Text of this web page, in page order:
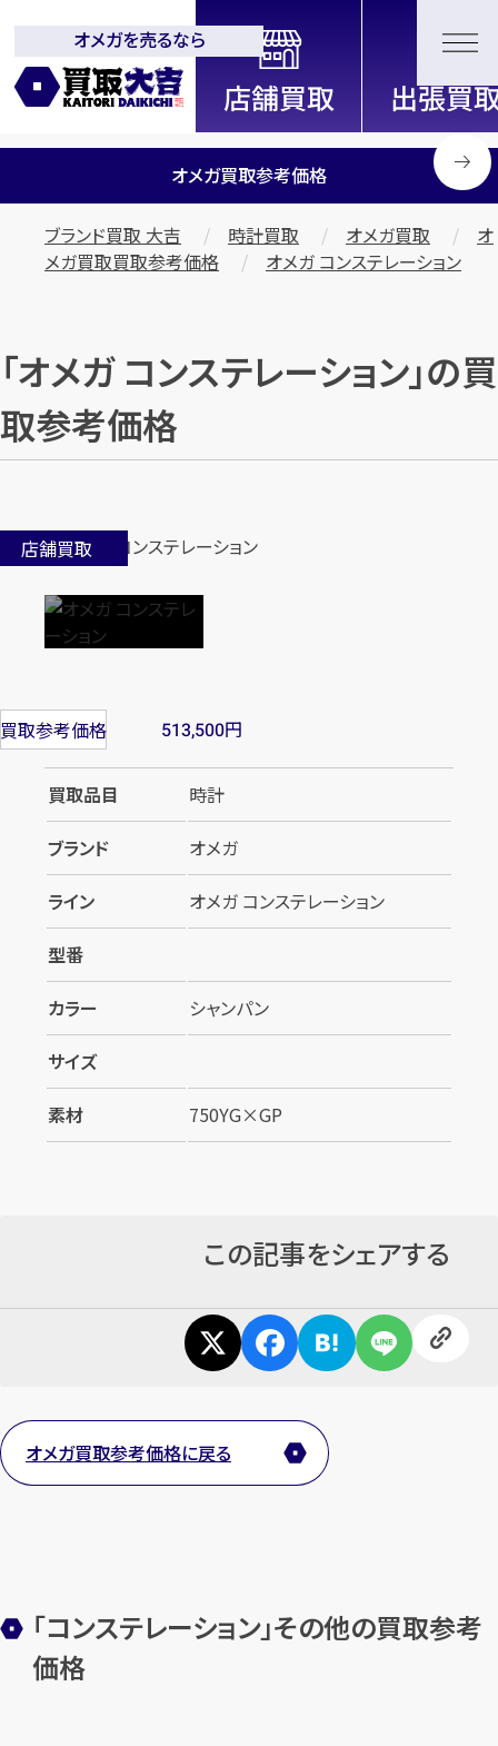
全国2200店舗以上展開中！
信頼と実績の買取専門店「買取大
吉」
オメガを売るなら
オメガ買取参考価格
ブランド買取 大吉 時計買取 オメガ買取
オ
メガ買取買取参考価格
オメガ コンステレーション
「オメガ コンステレーション」の買
取参考価格
店舗買取
買取参考価格 513,500円
買取品目
時計
ブランド
オメガ
ライン
オメガ コンステレーション
型番
カラー
シャンパン
サイズ
素材
750YG×GP
この記事をシェアする
オメガ買取参考価格に戻る
「コンステレーション」その他の買取参考
価格